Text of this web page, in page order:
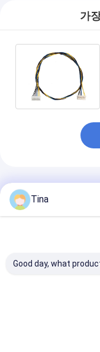
가
추천된 제품
Tina
Good day, what